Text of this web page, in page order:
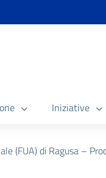
Iniziative
(FUA) di Ragusa –